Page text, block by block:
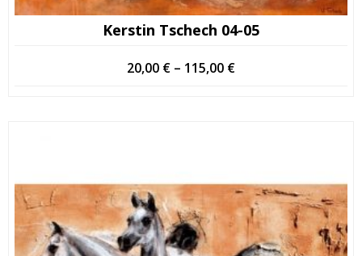
Kerstin Tschech 04-05
20,00 € – 115,00 €Hintaluokka: